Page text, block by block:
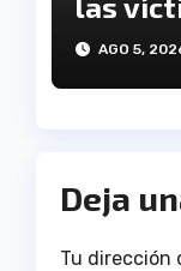
XX
tragedia
AGO 5,
Deja
Tu dirección